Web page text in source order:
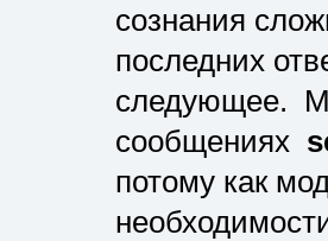
сознания
последних
следующее.
сообщениях
потому как